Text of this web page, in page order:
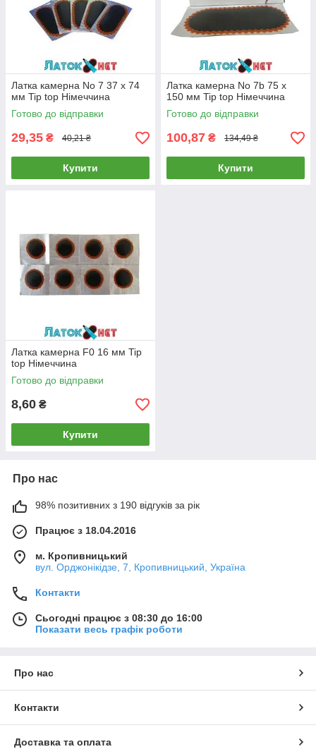
Латка камерна No 7 37 х 74
мм Tip top Німеччина
Готово до відправки
29,35 ₴ 40,21 ₴
Купити
Латка камерна No 7b 75 х
150 мм Tip top Німеччина
Готово до відправки
100,87 ₴ 134,49 ₴
Купити
Латка камерна F0 16 мм Tip
top Німеччина
Готово до відправки
8,60 ₴
Купити
Про нас
98% позитивних з 190 відгуків за рік
Працює з 18.04.2016
м. Кропивницький
вул. Орджонікідзе, 7, Кропивницький, Україна
Контакти
Сьогодні працює з 08:30 до 16:00
Показати весь графік роботи
Про нас
Контакти
Доставка та оплата